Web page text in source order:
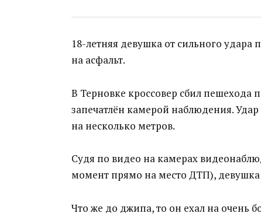
18-летняя девушка от сильного удара
на асфальт.
В Терновке кроссовер сбил
запечатлён камерой наблюдения.
на несколько метров.
Судя по видео на камерах
момент прямо на место ДТП),
Что же до джипа, то он ехал на очень